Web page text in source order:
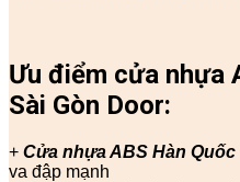
Ưu điểm cửa nhựa
Sài Gòn Door:
+ Cửa nhựa ABS Hàn Quốc
va đập mạnh